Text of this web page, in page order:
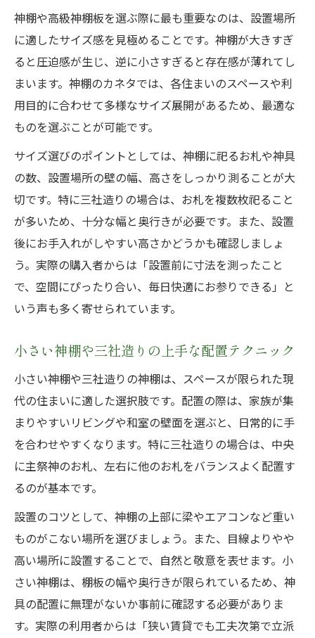
神棚や高級神棚板を選ぶ際に最も重要なのは、設置場所
に適したサイズ感を見極めることです。神棚が大きすぎ
ると圧迫感が生じ、逆に小さすぎると存在感が薄れてし
まいます。神棚のカネタでは、各住まいのスペースや利
用目的に合わせて多様なサイズ展開があるため、最適な
ものを選ぶことが可能です。
サイズ選びのポイントとしては、神棚に祀るお札や神具
の数、設置場所の壁の幅、高さをしっかり測ることが大
切です。特に三社造りの場合は、お札を複数枚祀ること
が多いため、十分な幅と奥行きが必要です。また、設置
後にお手入れがしやすい高さかどうかも確認しましょ
う。実際の購入者からは「設置前に寸法を測ったこと
で、空間にぴったり合い、毎日快適にお参りできる」と
いう声も多く寄せられています。
小さい神棚や三社造りの上手な配置テクニック
小さい神棚や三社造りの神棚は、スペースが限られた現
代の住まいに適した選択肢です。配置の際は、家族が集
まりやすいリビングや和室の壁面を選ぶと、日常的に手
を合わせやすくなります。特に三社造りの場合は、中央
に主祭神のお札、左右に他のお札をバランスよく配置す
るのが基本です。
設置のコツとして、神棚の上部に梁やエアコンなど重い
ものがこない場所を選びましょう。また、目線よりやや
高い場所に設置することで、自然と敬意を表せます。小
さい神棚は、棚板の幅や奥行きが限られているため、神
具の配置に無理がないか事前に確認する必要がありま
す。実際の利用者からは「狭い賃貸でも工夫次第で立派